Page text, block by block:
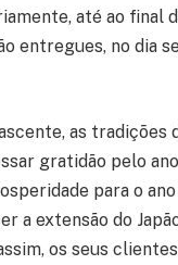
até ao final
entregues, no dia
as tradições
gratidão pelo
para o ano
a extensão do
os seus